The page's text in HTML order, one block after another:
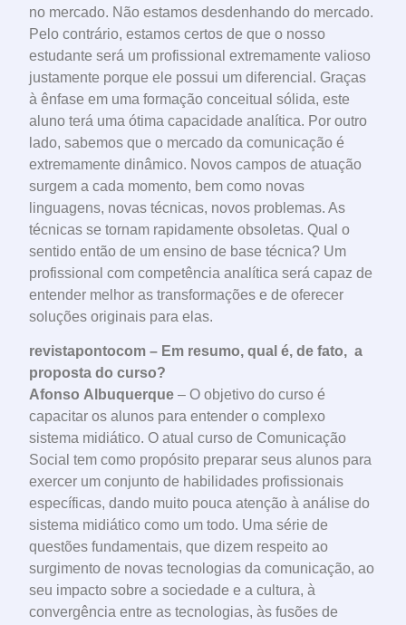
no mercado. Não estamos desdenhando do mercado.
Pelo contrário, estamos certos de que o nosso
estudante será um profissional extremamente valioso
justamente porque ele possui um diferencial. Graças
à ênfase em uma formação conceitual sólida, este
aluno terá uma ótima capacidade analítica. Por outro
lado, sabemos que o mercado da comunicação é
extremamente dinâmico. Novos campos de atuação
surgem a cada momento, bem como novas
linguagens, novas técnicas, novos problemas. As
técnicas se tornam rapidamente obsoletas. Qual o
sentido então de um ensino de base técnica? Um
profissional com competência analítica será capaz de
entender melhor as transformações e de oferecer
soluções originais para elas.
revistapontocom – Em resumo, qual é, de fato, a
proposta do curso?
Afonso Albuquerque – O objetivo do curso é
capacitar os alunos para entender o complexo
sistema midiático. O atual curso de Comunicação
Social tem como propósito preparar seus alunos para
exercer um conjunto de habilidades profissionais
específicas, dando muito pouca atenção à análise do
sistema midiático como um todo. Uma série de
questões fundamentais, que dizem respeito ao
surgimento de novas tecnologias da comunicação, ao
seu impacto sobre a sociedade e a cultura, à
convergência entre as tecnologias, às fusões de